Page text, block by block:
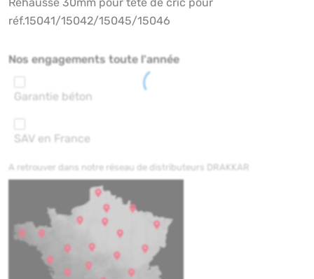
réf.15041/15042/15045/15046
Nos engagements toute l'année
Garantie béton
SAV en France
A retrouver dans notre réseau de distributeurs DRAKKAR